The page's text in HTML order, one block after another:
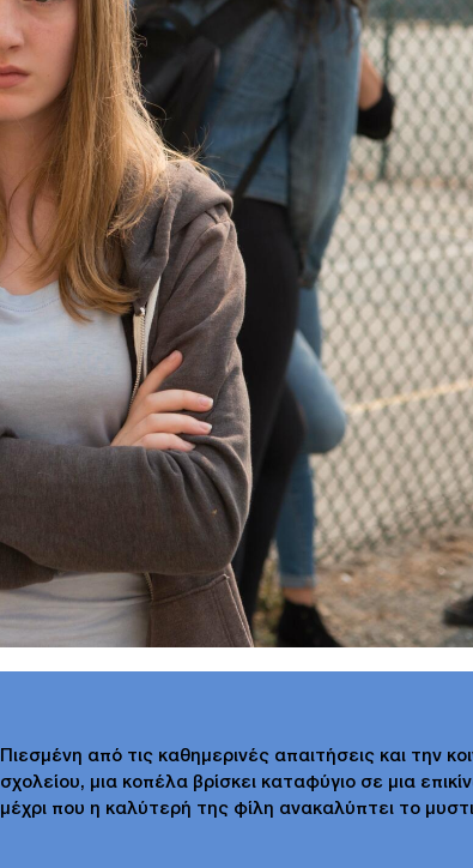
Πιεσμένη από τις καθημερινές απαιτήσεις και την
σχολείου, μια κοπέλα βρίσκει καταφύγιο σε μια
μέχρι που η καλύτερή της φίλη ανακαλύπτει το